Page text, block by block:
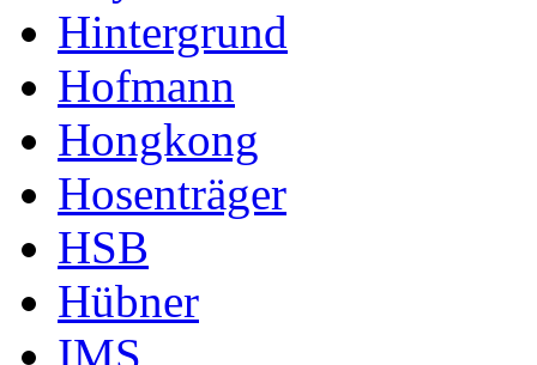
Hintergrund
Hofmann
Hongkong
Hosenträger
HSB
Hübner